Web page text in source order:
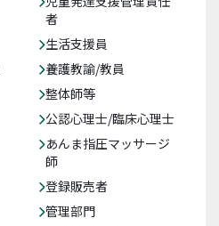
者
生活支援員
養護教諭/教員
整体師等
公認心理士/臨床心理士
あんま指圧マッサージ
師
登録販売者
管理部門